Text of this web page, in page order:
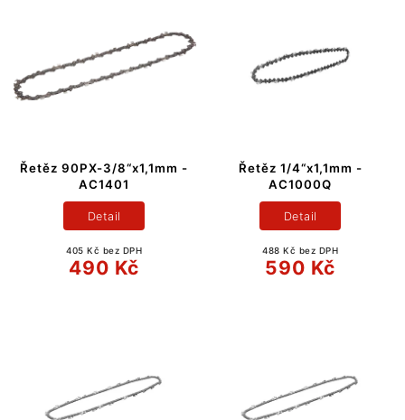
Řetěz 90PX-3/8“x1,1mm -
AC1401
405 Kč bez DPH
490 Kč
Detail
Řetěz 1/4“x1,1mm -
AC1000Q
488 Kč bez DPH
590 Kč
Detail